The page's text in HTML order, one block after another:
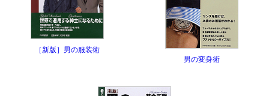
［新版］男の服装術
男の変身術